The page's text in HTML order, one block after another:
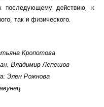
последующему действию, к
так и физического.
Кропотова
Владимир Лепешов
Элен Рожнова